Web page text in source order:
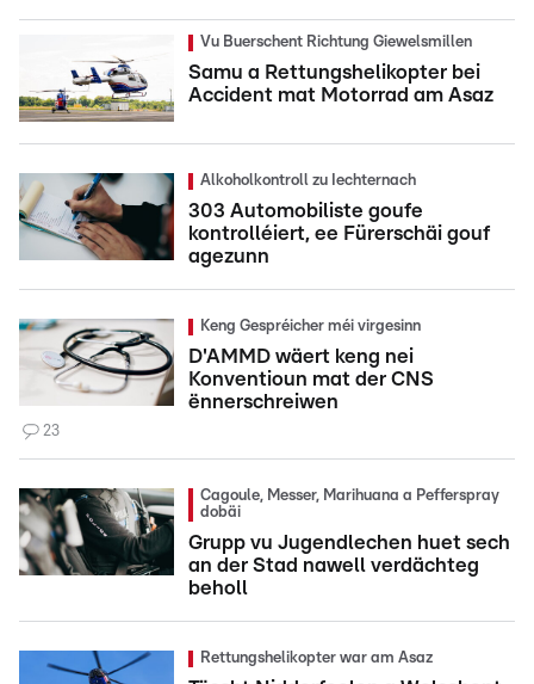
Vu Buerschent Richtung Giewelsmillen
Samu a Rettungshelikopter bei
Accident mat Motorrad am Asaz
Alkoholkontroll zu Iechternach
303 Automobiliste goufe
kontrolléiert, ee Fürerschäi gouf
agezunn
Keng Gespréicher méi virgesinn
D'AMMD wäert keng nei
Konventioun mat der CNS
ënnerschreiwen
23
Cagoule, Messer, Marihuana a Pefferspray
dobäi
Grupp vu Jugendlechen huet sech
an der Stad nawell verdächteg
beholl
Rettungshelikopter war am Asaz